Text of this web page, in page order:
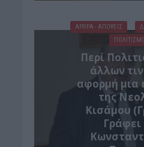
ΑΡΘΡΑ - ΑΠΟΨΕΙΣ
Περί
άλλων
αφορμή μια
της
Κισάμου
Γράφει